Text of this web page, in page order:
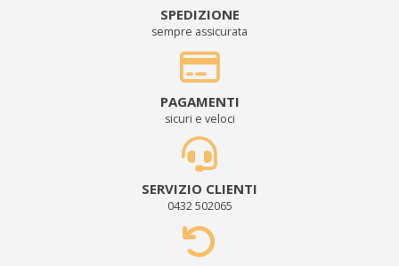
SPEDIZIONE
sempre assicurata
PAGAMENTI
sicuri e veloci
SERVIZIO CLIENTI
0432 502065